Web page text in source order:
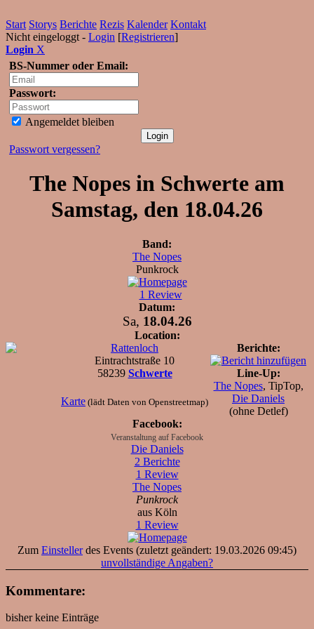
Start Storys Berichte Rezis Kalender Kontakt
Nicht eingeloggt - Login [Registrieren]
Login X
BS-Nummer oder Email:
Passwort:
Angemeldet bleiben
Passwort vergessen?
The Nopes in Schwerte am
Samstag, den 18.04.26
Band:
The Nopes
Punkrock
1 Review
Datum:
Sa, 18.04.26
Location:
Rattenloch
Eintrachtstraße 10
58239 Schwerte
Karte (lädt Daten von Openstreetmap)
Berichte:
Line-Up:
The Nopes, TipTop,
Die Daniels
(ohne Detlef)
Facebook:
Veranstaltung auf Facebook
Die Daniels
2 Berichte
1 Review
The Nopes
Punkrock
aus Köln
1 Review
Zum Einstellerdes Events (zuletzt geändert: 19.03.2026 09:45)
unvollständige Angaben?
Kommentare:
bisher keine Einträge